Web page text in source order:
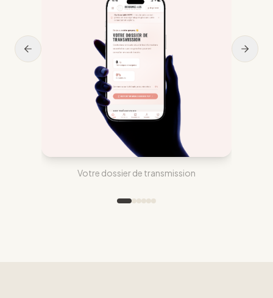
Votre dossier de transmission